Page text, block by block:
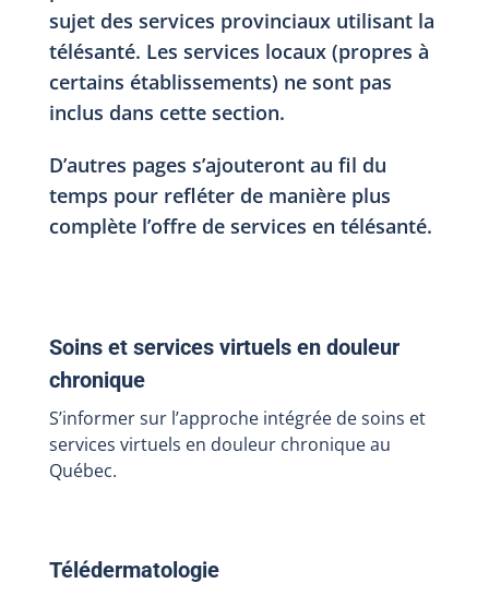
sujet des services provinciaux utilisant la
télésanté. Les services locaux (propres à
certains établissements) ne sont pas
inclus dans cette section.
D’autres pages s’ajouteront au fil du
temps pour refléter de manière plus
complète l’offre de services en télésanté.
Soins et services virtuels en douleur
chronique
S’informer sur l’approche intégrée de soins et
services virtuels en douleur chronique au
Québec.
Télédermatologie